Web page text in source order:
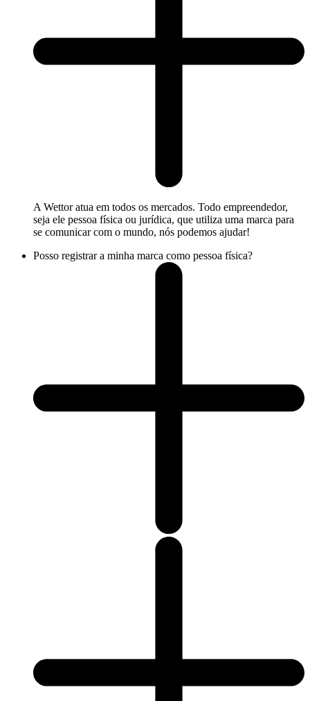
A Wettor atua em todos os mercados. Todo empreendedor,
seja ele pessoa física ou jurídica, que utiliza uma marca para
se comunicar com o mundo, nós podemos ajudar!
Posso registrar a minha marca como pessoa física?